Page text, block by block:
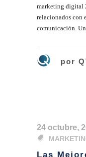
marketing digital
relacionados con
comunicación.
por
24 octubre,
Las